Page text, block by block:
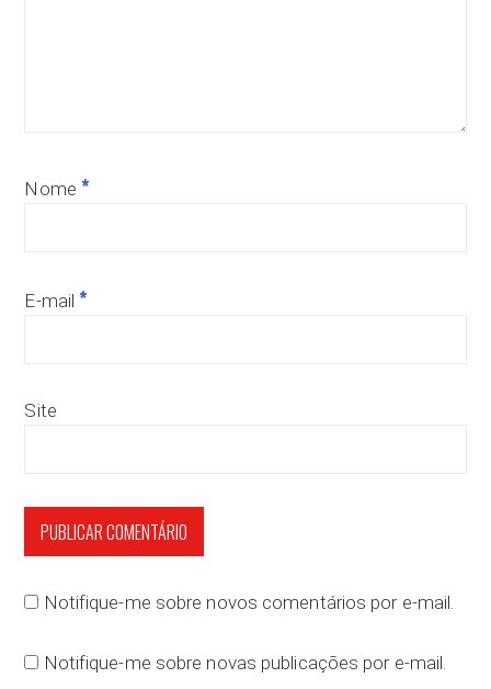
Nome *
E-mail *
Site
Notifique-me sobre novos comentários por e-mail.
Notifique-me sobre novas publicações por e-mail.